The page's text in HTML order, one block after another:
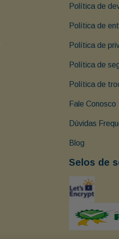
Política de
Política de
Política de
Política de
Política de
Fale Conosco
Dúvidas
Blog
Selos de